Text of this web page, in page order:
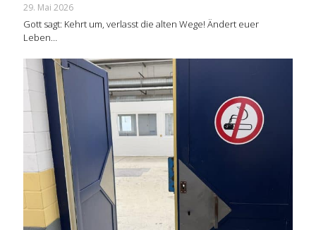
29. Mai 2026
Gott sagt: Kehrt um, verlasst die alten Wege! Ändert euer
Leben…